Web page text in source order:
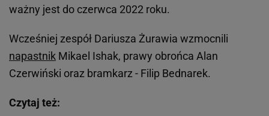
ważny jest do czerwca 2022 roku.
Wcześniej zespół Dariusza Żurawia wzmocnili
napastnik Mikael Ishak, prawy obrońca Alan
Czerwiński oraz bramkarz - Filip Bednarek.
Czytaj też: